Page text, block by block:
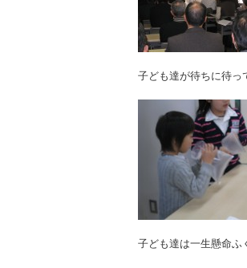
子ども達が待ちに待っ
子ども達は一生懸命ふ